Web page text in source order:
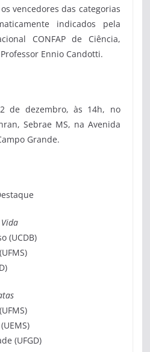
vencedores das categorias
indicados pela
CONFAP de Ciência,
Ennio Candotti.
de dezembro, às 14h, no
Sebrae MS, na Avenida
Grande.
(UCDB)
(UFGD)